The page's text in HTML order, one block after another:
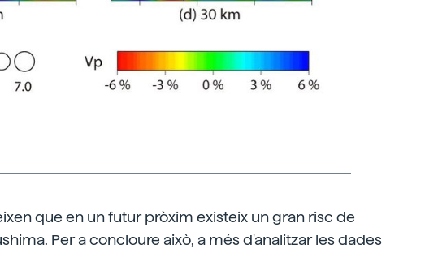
que en un futur pròxim existeix un gran risc de
Per a concloure això, a més d'analitzar les dades